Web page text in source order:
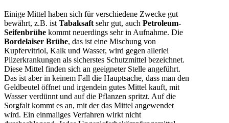
Einige Mittel haben sich für verschiedene Zwecke gut
bewährt, z.B. ist Tabaksaft sehr gut, auch Petroleum-
Seifenbrühe kommt neuerdings sehr in Aufnahme. Die
Bordelaiser Brühe, das ist eine Mischung von
Kupfervitriol, Kalk und Wasser, wird gegen allerlei
Pilzerkrankungen als sicherstes Schutzmittel bezeichnet.
Diese Mittel finden sich an geeigneter Stelle angeführt.
Das ist aber in keinem Fall die Hauptsache, dass man den
Geldbeutel öffnet und irgendein gutes Mittel kauft, mit
Wasser verdünnt und auf die Pflanzen spritzt. Auf die
Sorgfalt kommt es an, mit der das Mittel angewendet
wird. Ein einmaliges Verfahren wirkt nicht